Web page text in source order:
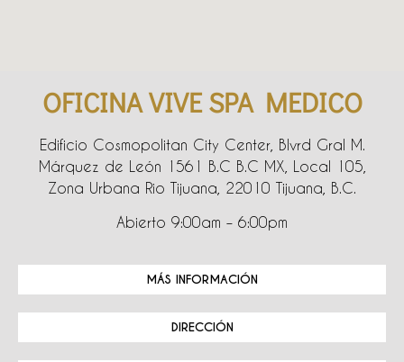
OFICINA VIVE SPA MEDICO
Edificio Cosmopolitan City Center, Blvrd Gral M.
Márquez de León 1561 B.C B.C MX, Local 105,
Zona Urbana Rio Tijuana, 22010 Tijuana, B.C.
Abierto 9:00am – 6:00pm
MÁS INFORMACIÓN
DIRECCIÓN